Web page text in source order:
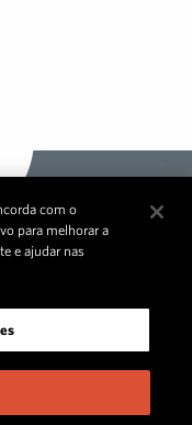
com o
para melhorar a
e ajudar nas